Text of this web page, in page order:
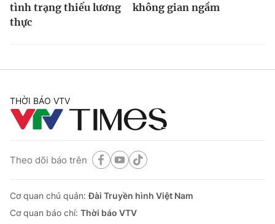
tình trạng thiếu lương
thực
không gian ngầm
THỜI BÁO VTV
Theo dõi báo trên
Cơ quan chủ quản:Đài Truyền hình Việt Nam
Cơ quan báo chí: Thời báo VTV